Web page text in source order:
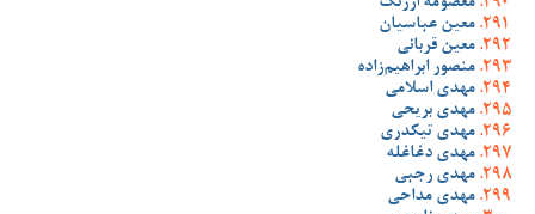
معصومه ارژنگ
معین عباسیان
معین قربانی
منصور ابراهیم‌زاده
مهدی اسلامی
مهدی بریحی
مهدی تیکدری
مهدی دغاغله
مهدی رجبی
مهدی مداحی